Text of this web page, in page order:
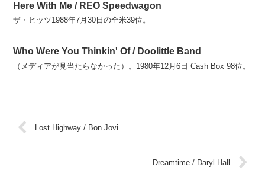
Here With Me / REO Speedwagon
ザ・ヒッツ1988年7月30日の全米39位。
Who Were You Thinkin' Of / Doolittle Band
（メディアが見当たらなかった）。1980年12月6日 Cash Box 98位。
Lost Highway / Bon Jovi
Dreamtime / Daryl Hall